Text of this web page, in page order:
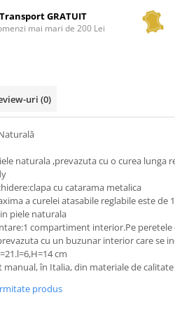
Transport GRATUIT
mai mari de 200 Lei
uri (0)
naturala ,prevazuta cu o curea lunga
cu catarama metalica
a curelei atasabile reglabile este de
piele naturala
compartiment interior.Pe
cu un buzunar interior care se
cm
manual, în Italia, din materiale de
produs